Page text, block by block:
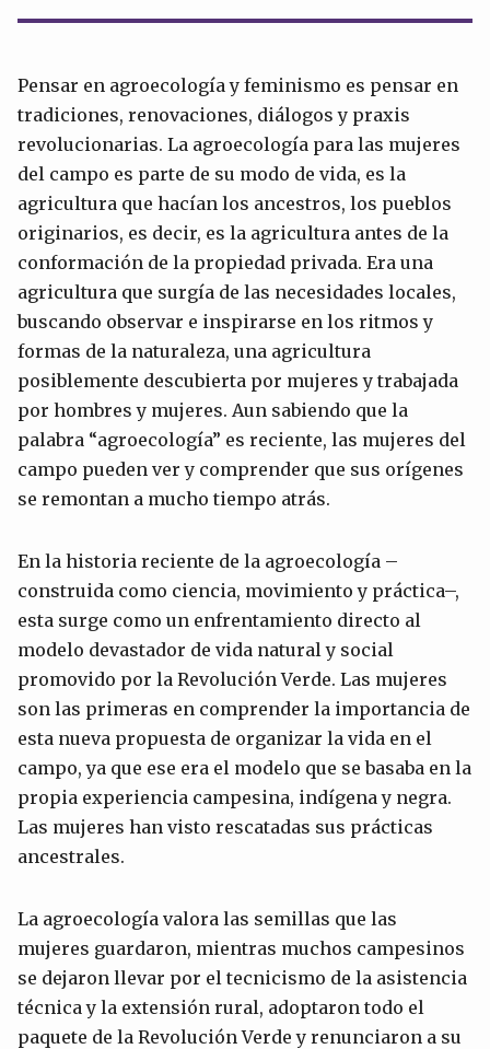
Pensar en agroecología y feminismo es pensar en
tradiciones, renovaciones, diálogos y praxis
revolucionarias. La agroecología para las mujeres
del campo es parte de su modo de vida, es la
agricultura que hacían los ancestros, los pueblos
originarios, es decir, es la agricultura antes de la
conformación de la propiedad privada. Era una
agricultura que surgía de las necesidades locales,
buscando observar e inspirarse en los ritmos y
formas de la naturaleza, una agricultura
posiblemente descubierta por mujeres y trabajada
por hombres y mujeres. Aun sabiendo que la
palabra “agroecología” es reciente, las mujeres del
campo pueden ver y comprender que sus orígenes
se remontan a mucho tiempo atrás.
En la historia reciente de la agroecología –
construida como ciencia, movimiento y práctica–,
esta surge como un enfrentamiento directo al
modelo devastador de vida natural y social
promovido por la Revolución Verde. Las mujeres
son las primeras en comprender la importancia de
esta nueva propuesta de organizar la vida en el
campo, ya que ese era el modelo que se basaba en la
propia experiencia campesina, indígena y negra.
Las mujeres han visto rescatadas sus prácticas
ancestrales.
La agroecología valora las semillas que las
mujeres guardaron, mientras muchos campesinos
se dejaron llevar por el tecnicismo de la asistencia
técnica y la extensión rural, adoptaron todo el
paquete de la Revolución Verde y renunciaron a su